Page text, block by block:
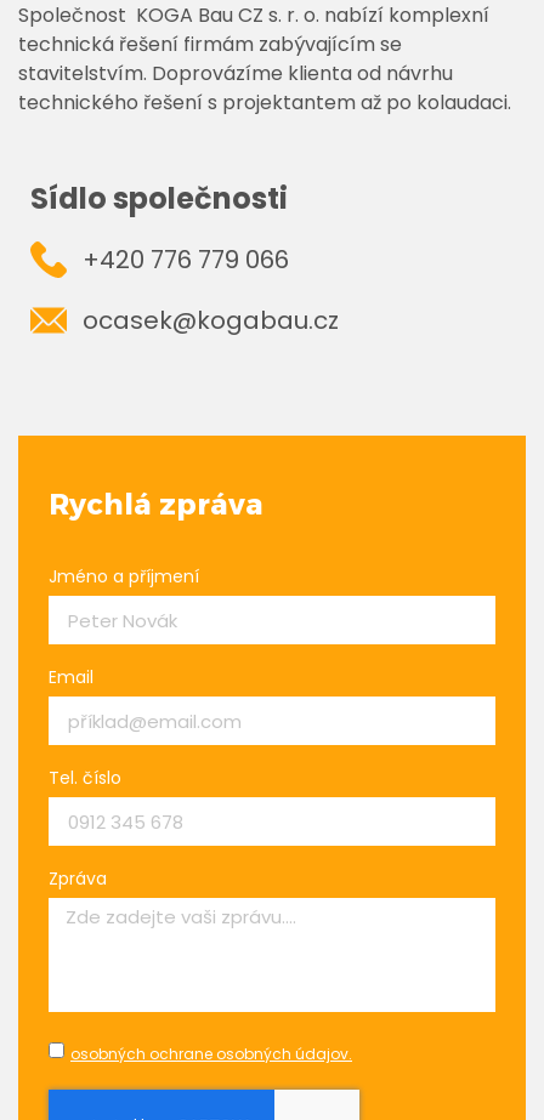
Společnost KOGA Bau CZ s. r. o. nabízí komplexní
technická řešení firmám zabývajícím se
stavitelstvím. Doprovázíme klienta od návrhu
technického řešení s projektantem až po kolaudaci.
Sídlo společnosti
+420 776 779 066
ocasek@kogabau.cz
Rychlá zpráva
Jméno a příjmení
Email
Tel. číslo
Zpráva
osobných ochrane osobných údajov.